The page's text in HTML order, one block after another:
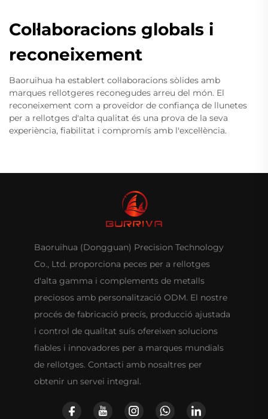
Col·laboracions globals i
reconeixement
Baoruihua ha establert col·laboracions sòlides amb
marques rellotgeres reconegudes arreu del món. El
reconeixement com a proveïdor de confiança de llunetes
per a rellotges d'alta qualitat és una prova de la seva
experiència, fiabilitat i compromís amb l'excel·lència.
Baoruihua (Dongguan) Precision Technology
Co., Ltd. proporciona peces per a rellotges
d'alta gamma i complements de metalls
preciosos amb personalització ODM. El nostre
procés de fabricació precís, producció ajustada
i control de qualitat suís ofereixen solucions
fiables i innovadores per a marques mundials
de rellotges. Contacti amb nosaltres per
obtenir un servei integral.